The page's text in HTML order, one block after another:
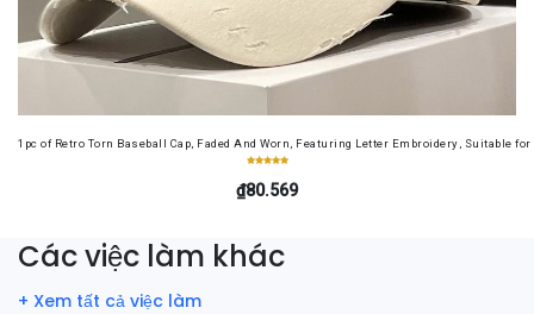
1pc of Retro Torn Baseball Cap, Faded And Worn, Featuring Letter Embroidery, Suitable
₫80.569
Các việc làm khác
+ Xem tất cả việc làm